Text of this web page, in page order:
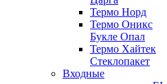
Термо Норд
Термо Оникс
Букле Опал
Термо Хайтек
Стеклопакет
Входные